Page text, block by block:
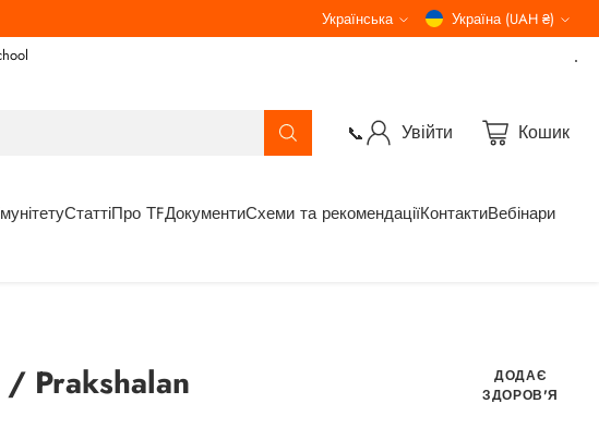
📞 Увійти Кошик
СтаттіПро ТFДокументиСхеми та рекомендаціїКонтактиВебінари
Мова
Українська Валюта Україна (UAH ₴)
Prakshalan
ДОДАЄ
ЗДОРОВ'Я